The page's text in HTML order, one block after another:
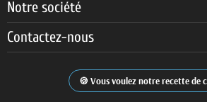
Notre société
Contactez-nous
Vous voulez notre recette de